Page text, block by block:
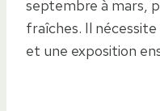
septembre à mars,
fraîches. Il
et une exposition